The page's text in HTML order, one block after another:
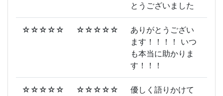
とうございました
☆☆☆☆☆ ☆☆☆☆☆
ありがとうござい
ます！！！！ いつ
も本当に助かりま
す！！！
☆☆☆☆☆ ☆☆☆☆☆
優しく語りかけて